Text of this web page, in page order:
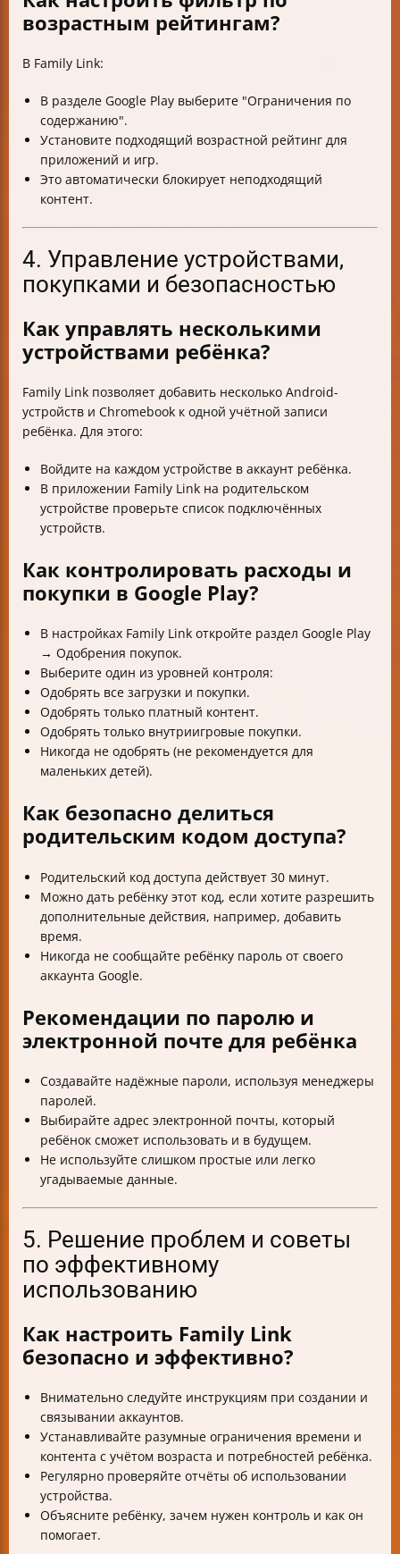
возрастным рейтингам?
В Family Link:
В разделе Google Play выберите "Ограничения по
содержанию".
Установите подходящий возрастной рейтинг для
приложений и игр.
Это автоматически блокирует неподходящий
контент.
4. Управление устройствами,
покупками и безопасностью
Как управлять несколькими
устройствами ребёнка?
Family Link позволяет добавить несколько Android-
устройств и Chromebook к одной учётной записи
ребёнка. Для этого:
Войдите на каждом устройстве в аккаунт ребёнка.
В приложении Family Link на родительском
устройстве проверьте список подключённых
устройств.
Как контролировать расходы и
покупки в Google Play?
В настройках Family Link откройте раздел Google Play
→ Одобрения покупок.
Выберите один из уровней контроля:
Одобрять все загрузки и покупки.
Одобрять только платный контент.
Одобрять только внутриигровые покупки.
Никогда не одобрять (не рекомендуется для
маленьких детей).
Как безопасно делиться
родительским кодом доступа?
Родительский код доступа действует 30 минут.
Можно дать ребёнку этот код, если хотите разрешить
дополнительные действия, например, добавить
время.
Никогда не сообщайте ребёнку пароль от своего
аккаунта Google.
Рекомендации по паролю и
электронной почте для ребёнка
Создавайте надёжные пароли, используя менеджеры
паролей.
Выбирайте адрес электронной почты, который
ребёнок сможет использовать и в будущем.
Не используйте слишком простые или легко
угадываемые данные.
5. Решение проблем и советы
по эффективному
использованию
Как настроить Family Link
безопасно и эффективно?
Внимательно следуйте инструкциям при создании и
связывании аккаунтов.
Устанавливайте разумные ограничения времени и
контента с учётом возраста и потребностей ребёнка.
Регулярно проверяйте отчёты об использовании
устройства.
Объясните ребёнку, зачем нужен контроль и как он
помогает.